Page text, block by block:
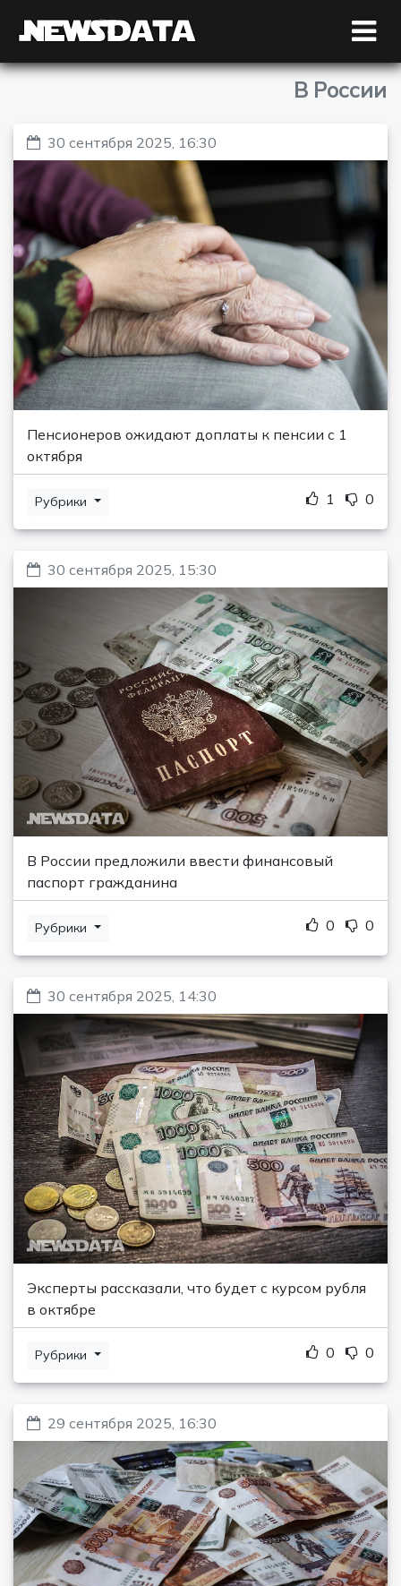
В России
30 сентября 2025, 16:30
Пенсионеров ожидают доплаты к пенсии с 1
октября
Рубрики 1 0
30 сентября 2025, 15:30
В России предложили ввести финансовый
паспорт гражданина
Рубрики 0 0
30 сентября 2025, 14:30
Эксперты рассказали, что будет с курсом рубля
в октябре
Рубрики 0 0
29 сентября 2025, 16:30